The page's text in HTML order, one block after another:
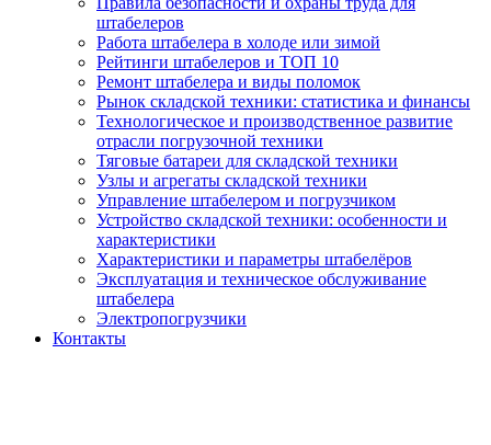
штабелеров
Работа штабелера в холоде или зимой
Рейтинги штабелеров и ТОП 10
Ремонт штабелера и виды поломок
Рынок складской техники: статистика и финансы
Технологическое и производственное развитие
отрасли погрузочной техники
Тяговые батареи для складской техники
Узлы и агрегаты складской техники
Управление штабелером и погрузчиком
Устройство складской техники: особенности и
характеристики
Характеристики и параметры штабелёров
Эксплуатация и техническое обслуживание
штабелера
Электропогрузчики
Контакты